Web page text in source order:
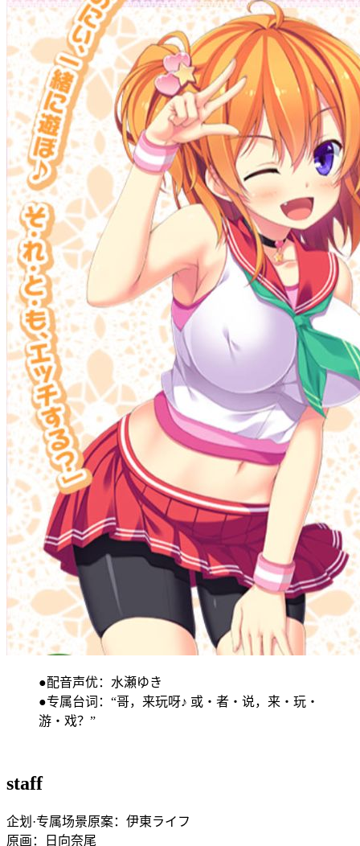
●配音声优：水瀬ゆき
●专属台词：“哥，来玩呀♪ 或・者・说，来・玩・
游・戏？”
staff
企划·专属场景原案：伊東ライフ
原画：日向奈尾